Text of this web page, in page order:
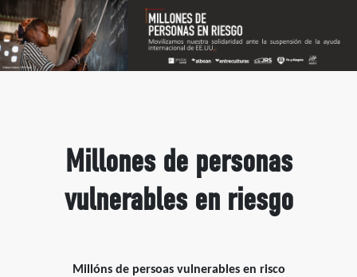
Millones de personas
vulnerables en riesgo
Millóns de persoas vulnerables en risco